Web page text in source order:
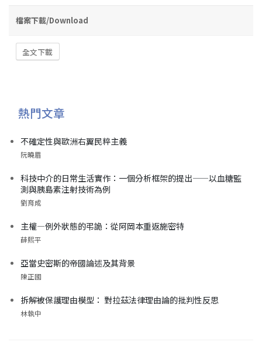
檔案下載/Download
全文下載
熱門文章
不確定性與歐洲右翼民粹主義
阮曉眉
科技中介的日常生活實作：一個分析框架的提出——以血糖監
測與胰島素注射技術為例
劉育成
主權—例外狀態的弔詭：從阿岡本重返施密特
薛熙平
亞當史密斯的帝國論述及其背景
陳正國
拆解被保護理由模型： 對拉茲法律理由論的批判性反思
林執中